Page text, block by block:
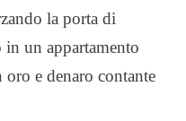
la porta di
un appartamento
e denaro contante